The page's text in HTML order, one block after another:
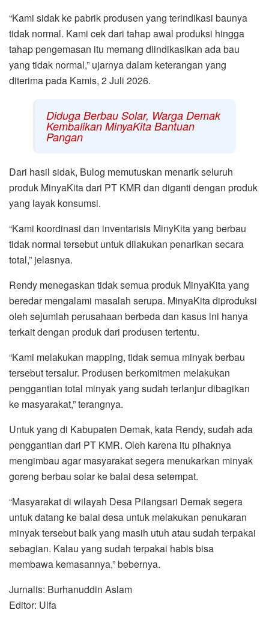
“Kami sidak ke pabrik produsen yang terindikasi baunya
tidak normal. Kami cek dari tahap awal produksi hingga
tahap pengemasan itu memang diindikasikan ada bau
yang tidak normal,” ujarnya dalam keterangan yang
diterima pada Kamis, 2 Juli 2026.
Diduga Berbau Solar, Warga Demak
Kembalikan MinyaKita Bantuan
Pangan
Dari hasil sidak, Bulog memutuskan menarik seluruh
produk MinyaKita dari PT KMR dan diganti dengan produk
yang layak konsumsi.
“Kami koordinasi dan inventarisis MinyKita yang berbau
tidak normal tersebut untuk dilakukan penarikan secara
total,” jelasnya.
Rendy menegaskan tidak semua produk MinyaKita yang
beredar mengalami masalah serupa. MinyaKita diproduksi
oleh sejumlah perusahaan berbeda dan kasus ini hanya
terkait dengan produk dari produsen tertentu.
“Kami melakukan mapping, tidak semua minyak berbau
tersebut tersalur. Produsen berkomitmen melakukan
penggantian total minyak yang sudah terlanjur dibagikan
ke masyarakat,” terangnya.
Untuk yang di Kabupaten Demak, kata Rendy, sudah ada
penggantian dari PT KMR. Oleh karena itu pihaknya
mengimbau agar masyarakat segera menukarkan minyak
goreng berbau solar ke balai desa setempat.
“Masyarakat di wilayah Desa Pilangsari Demak segera
untuk datang ke balai desa untuk melakukan penukaran
minyak tersebut baik yang masih utuh atau sudah terpakai
sebagian. Kalau yang sudah terpakai habis bisa
membawa kemasannya,” bebernya.
Jurnalis: Burhanuddin Aslam
Editor: Ulfa